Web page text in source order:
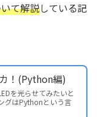
て解説している記
！(Python編)
を光らせてみたいと
グはPythonという言